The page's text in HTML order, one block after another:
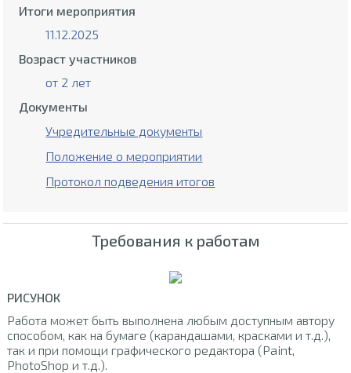
Итоги мероприятия
11.12.2025
Возраст участников
от 2 лет
Документы
Учредительные документы
Положение о мероприятии
Протокол подведения итогов
Требования к работам
РИСУНОК
Работа может быть выполнена любым доступным автору
способом, как на бумаге (карандашами, красками и т.д.),
так и при помощи графического редактора (Paint,
PhotoShop и т.д.).